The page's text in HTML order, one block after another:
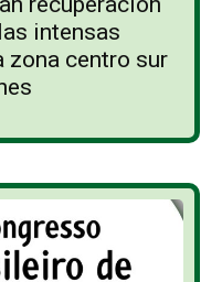
intensas
zona centro sur